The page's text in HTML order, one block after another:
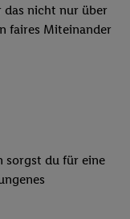
das nicht nur über
faires Miteinander
sorgst du für eine